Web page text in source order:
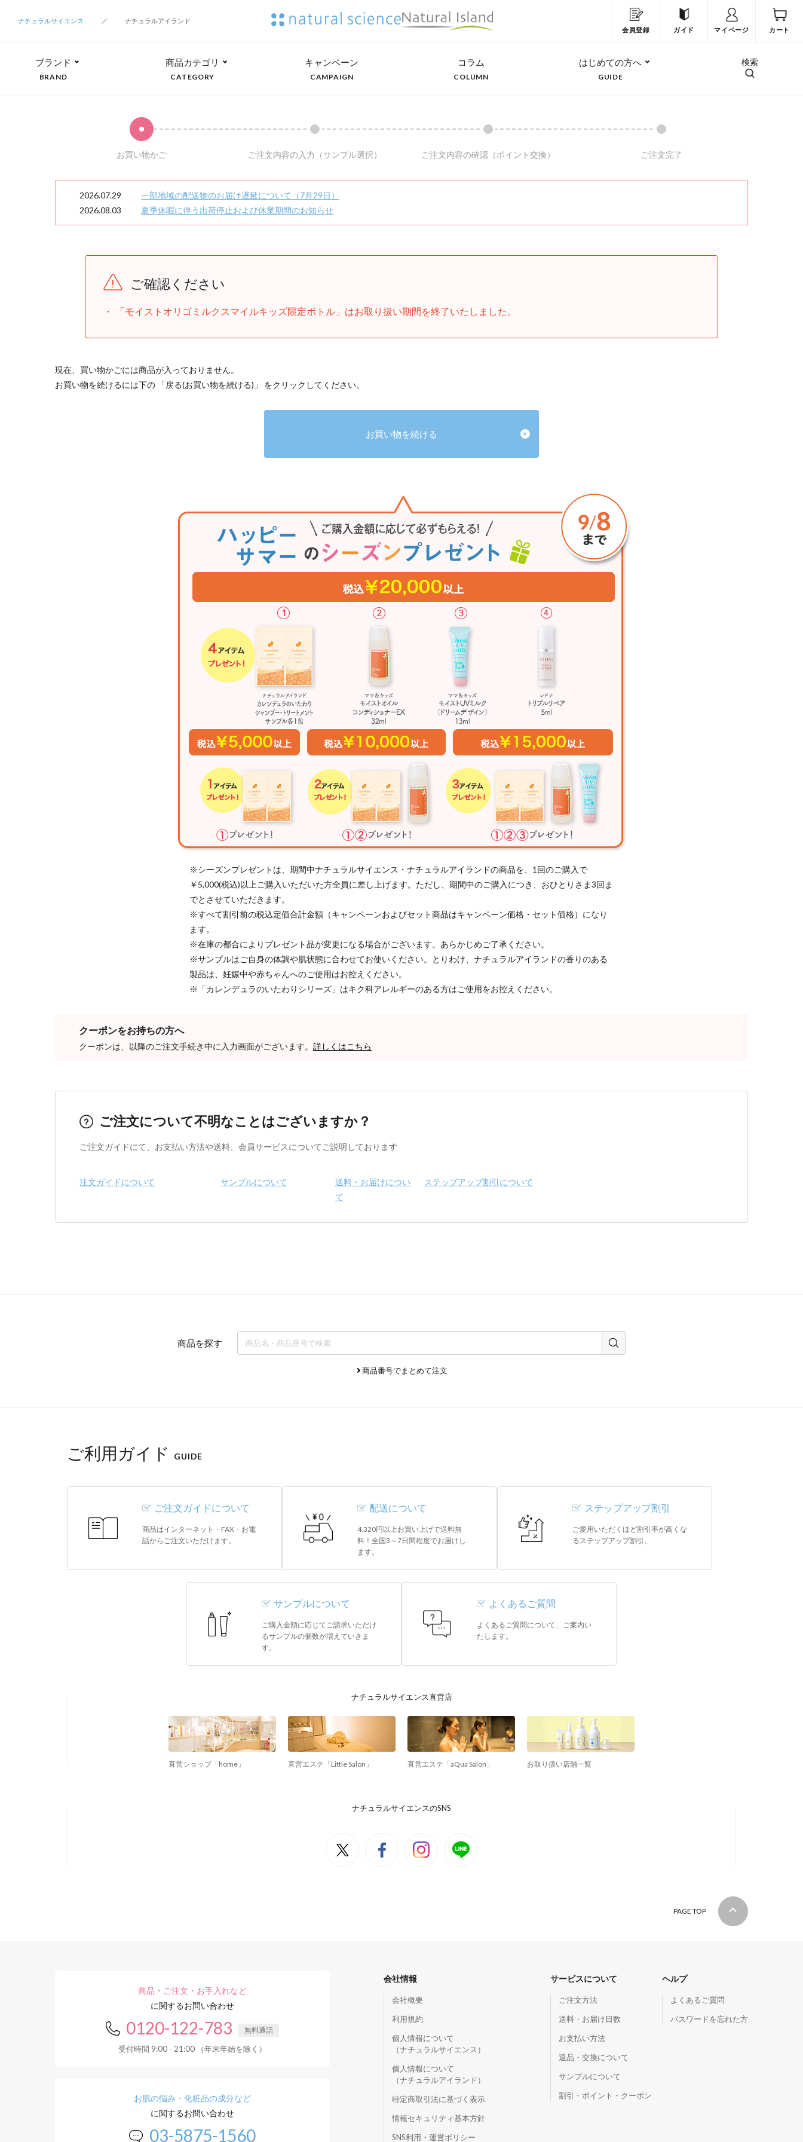
ナチュラルサイエンス
ナチュラルアイランド
会員登録
ガイド マイページ カート
ブランド
BRAND
商品カテゴリ
CATEGORY
キャンペーン
CAMPAIGN
コラム
COLUMN
はじめての方へ
GUIDE
検索
お買い物かご ご注文内容の入力 （サンプル選択） ご注文内容の確認 （ポイント交換） ご注文完了
2026.07.29
一部地域の配送物のお届け遅延について（7月29日）
2026.08.03
夏季休暇に伴う出荷停止および休業期間のお知らせ
ご確認ください
「モイストオリゴミルクスマイルキッズ限定ボトル」はお取り扱い期間を終了いたしました。
現在、買い物かごには商品が入っておりません。
お買い物を続けるには下の 「戻る(お買い物を続ける)」 をクリックしてください。
お買い物を続ける
※シーズンプレゼントは、期間中ナチュラルサイエンス・ナチュラルアイランドの商品を、1回のご購入で
￥5,000(税込)以上ご購入いただいた方全員に差し上げます。ただし、期間中のご購入につき、おひとりさま3回ま
でとさせていただきます。
※すべて割引前の税込定価合計金額（キャンペーンおよびセット商品はキャンペーン価格・セット価格）になり
ます。
※在庫の都合によりプレゼント品が変更になる場合がございます。あらかじめご了承ください。
※サンプルはご自身の体調や肌状態に合わせてお使いください。とりわけ、ナチュラルアイランドの香りのある
製品は、妊娠中や赤ちゃんへのご使用はお控えください。
※「カレンデュラのいたわりシリーズ」はキク科アレルギーのある方はご使用をお控えください。
クーポンをお持ちの方へ
クーポンは、以降のご注文手続き中に入力画面がございます。 詳しくはこちら
ご注文について不明なことはございますか？
ご注文ガイドにて、お支払い方法や送料、会員サービスについてご説明しております
注文ガイドについて サンプルについて
送料・お届けについ
て
ステップアップ割引について
商品を探す
商品番号でまとめて注文
ご利用ガイド GUIDE
ご注文ガイドについて
商品はインターネット・FAX・お電
話からご注文いただけます。
配送について
4,320円以上お買い上げで送料無
料！全国3～7日間程度でお届けし
ます。
ステップアップ割引
ご愛用いただくほど割引率が高くな
るステップアップ割引。
サンプルについて
ご購入金額に応じてご請求いただけ
るサンプルの個数が増えていきま
す。
よくあるご質問
よくあるご質問について、ご案内い
たします。
ナチュラルサイエンス直営店
直営ショップ「home」 直営エステ「Little Salon」 直営エステ「aQua Salon」 お取り扱い店舗一覧
ナチュラルサイエンスのSNS
PAGE TOP
商品・ご注文・お手入れなど
に関するお問い合わせ
0120-122-783 無料通話
受付時間 9:00 - 21:00 （年末年始を除く）
お肌の悩み・化粧品の成分など
に関するお問い合わせ
03-5875-1560
会社情報
会社概要
利用規約
個人情報について
（ナチュラルサイエンス）
個人情報について
（ナチュラルアイランド）
特定商取引法に基づく表示
情報セキュリティ基本方針
SNS利用・運営ポリシー
サービスについて
ご注文方法
送料・お届け日数
お支払い方法
返品・交換について
サンプルについて
割引・ポイント・クーポン
ヘルプ
よくあるご質問
パスワードを忘れた方